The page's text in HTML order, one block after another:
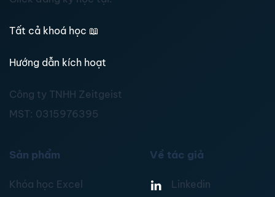
Tất cả khoá học 📖
Hướng dẫn kích hoạt
Công ty TNHH Zeitgeist
MST: 0315976395
Sản phẩm
Khóa học Excel
Về tác giả
Linkedin